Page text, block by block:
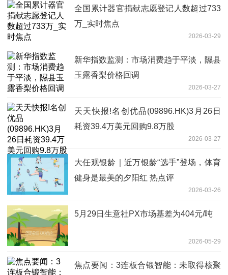
全国累计器官捐献志愿登记人数超过733
万_实时焦点
2026-03-29
新华指数监测：市场消费趋于平淡，隰县
玉露香梨价格回调
2026-03-27
天天快报!名创优品(09896.HK)3月26日
耗资39.4万美元回购9.8万股
2026-03-27
大任观银龄｜近万银龄“选手”登场，体育
健身是最美的夕阳红 热点评
2026-03-26
5月29日生意社PX市场基差为404元/吨
2026-05-29
焦点要闻：3连板合锻智能：未取得核聚